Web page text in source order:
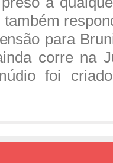
para
corre na
foi